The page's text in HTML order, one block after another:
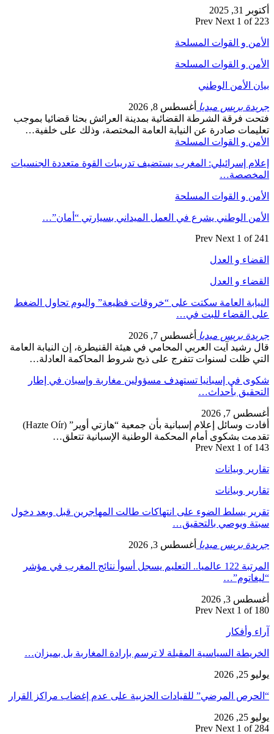
أكتوبر 31, 2025
Prev Next 1 of 223
الأمن و القوات المسلحة
الأمن و القوات المسلحة
بيان الأمن الوطني
جريدة بريس ميديا أغسطس 8, 2026
فتحت فرقة الشرطة القضائية بمدينة العرائش بحثا قضائيا بموجب
تعليمات صادرة عن النيابة العامة المختصة، وذلك على خلفية…
الأمن و القوات المسلحة
إعلام إسرائيلي: المغرب يستضيف تدريبات القوة متعددة الجنسيات
المخصصة…
الأمن و القوات المسلحة
الأمن الوطني يشرع في العمل الميداني بسيارتي “أمان”…
Prev Next 1 of 241
القضاء و العدل
القضاء و العدل
النيابة العامة سكتت على “خروقات فظيعة” واليوم تحاول الضغط
على القضاء للبت في…
جريدة بريس ميديا أغسطس 7, 2026
قال رشيد آيت العربي المحامي في هيئة القنيطرة، إن النيابة العامة
التي ظلت لسنوات تتفرج على ذبح شروط المحاكمة العادلة…
شكوى في إسبانيا تستهدف مسؤولين مغاربة وإسبان في إطار
التحقيق بأحداث…
أغسطس 7, 2026
أفادت وسائل إعلام إسبانية بأن جمعية “هازتي أوير” (Hazte Oír)
تقدمت بشكوى أمام المحكمة الوطنية الإسبانية تتعلق…
Prev Next 1 of 143
تقارير وبيانات
تقارير وبيانات
تقرير يسلط الضوء على انتهاكات طالت المهاجرين قبل وبعد دخول
سبتة ويوصي بالتحقيق…
جريدة بريس ميديا أغسطس 3, 2026
المرتبة 122 عالميا.. التعليم يسجل أسوأ نتائج المغرب في مؤشر
“ليغاتوم”…
أغسطس 3, 2026
Prev Next 1 of 180
آراء وأفكار
الخريطة السياسية المقبلة لا ترسم بإرادة المغاربة بل بميزان…
يوليو 25, 2026
“الحرص المرضي” للقيادات الحزبية على عدم إغضاب مراكز القرار
يوليو 25, 2026
Prev Next 1 of 284